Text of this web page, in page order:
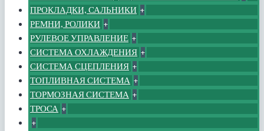
ПРОКЛАДКИ, САЛЬНИКИ +
РЕМНИ, РОЛИКИ +
РУЛЕВОЕ УПРАВЛЕНИЕ +
СИСТЕМА ОХЛАЖДЕНИЯ +
СИСТЕМА СЦЕПЛЕНИЯ +
ТОПЛИВНАЯ СИСТЕМА +
ТОРМОЗНАЯ СИСТЕМА +
ТРОСА +
+